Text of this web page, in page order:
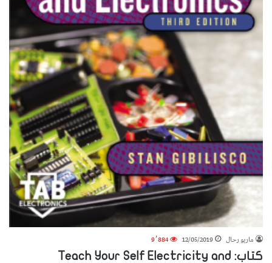
ماريو رحال 12/05/2019
9٬884
كتاب: Teach Your Self Electricity and